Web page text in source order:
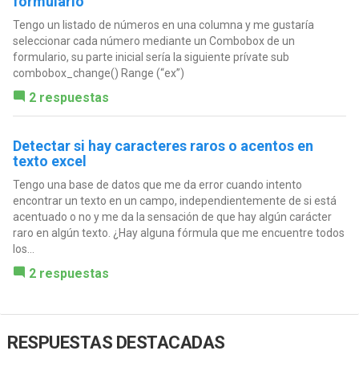
Tengo un listado de números en una columna y me gustaría
seleccionar cada número mediante un Combobox de un
formulario, su parte inicial sería la siguiente prívate sub
combobox_change() Range (“ex”)
2 respuestas
Detectar si hay caracteres raros o acentos en
texto excel
Tengo una base de datos que me da error cuando intento
encontrar un texto en un campo, independientemente de si está
acentuado o no y me da la sensación de que hay algún carácter
raro en algún texto. ¿Hay alguna fórmula que me encuentre todos
los...
2 respuestas
RESPUESTAS DESTACADAS